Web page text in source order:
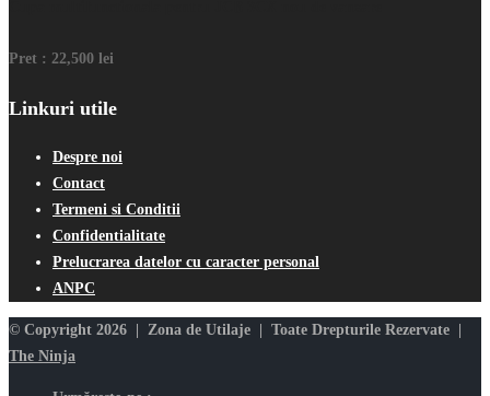
Pret : 22,500 lei
Linkuri utile
Despre noi
Contact
Termeni si Conditii
Confidentialitate
Prelucrarea datelor cu caracter personal
ANPC
© Copyright 2026 | Zona de Utilaje | Toate Drepturile Rezervate |
The Ninja